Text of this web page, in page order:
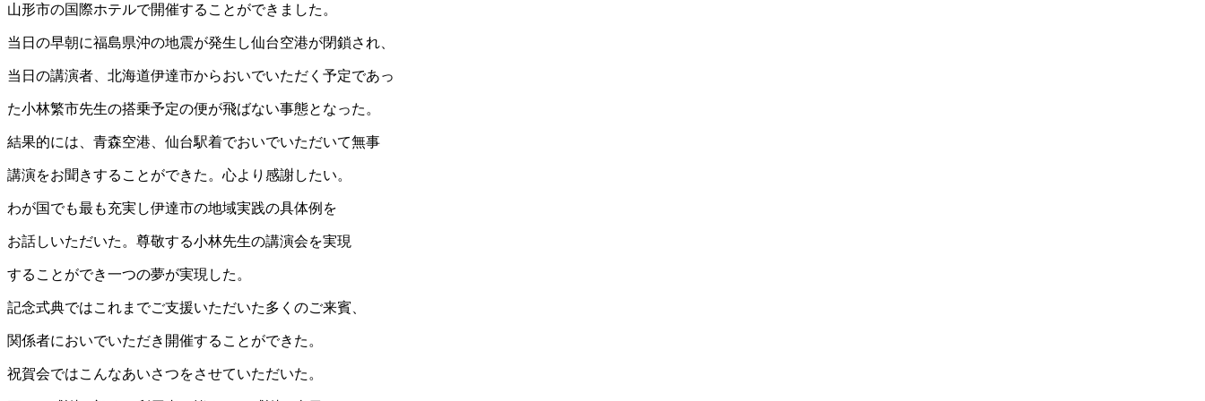
山形市の国際ホテルで開催することができました。
当日の早朝に福島県沖の地震が発生し仙台空港が閉鎖され、
当日の講演者、北海道伊達市からおいでいただく予定であっ
た小林繁市先生の搭乗予定の便が飛ばない事態となった。
結果的には、青森空港、仙台駅着でおいでいただいて無事
講演をお聞きすることができた。心より感謝したい。
わが国でも最も充実し伊達市の地域実践の具体例を
お話しいただいた。尊敬する小林先生の講演会を実現
することができ一つの夢が実現した。
記念式典ではこれまでご支援いただいた多くのご来賓、
関係者においでいただき開催することができた。
祝賀会ではこんなあいさつをさせていただいた。